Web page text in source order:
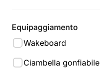
Equipaggiamento
Wakeboard
Ciambella gonfiabile